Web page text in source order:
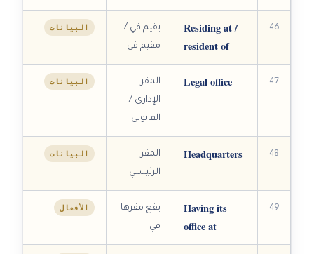
46
Residing at /
resident of
يقيم في /
مقيم في
البيانات
47
Legal office
المقر
الإداري /
القانوني
البيانات
48
Headquarters
المقر
الرئيسي
البيانات
49
Having its
office at
يقع مقرها
في
الأفعال